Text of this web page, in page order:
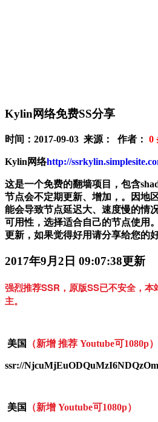
Kylin网络免费SS分享
时间：2017-09-03 来源： 作者： 0
Kylin网络http://
这是一个免费的翻墙项目，包含
节点会不定期更新、增加，。因地
能会导致节点延迟大、速度慢的情
可用性，选择适合自己的节点使用
更新，如果觉得好用请分享给您的好
2017年9月2日 09:07:38更新
强烈推荐SSR，原版SS已不安全，
主。
美国 （新增 推荐 Youtube可1080p）
ssr://
美国 （新增 Youtube可1080p）